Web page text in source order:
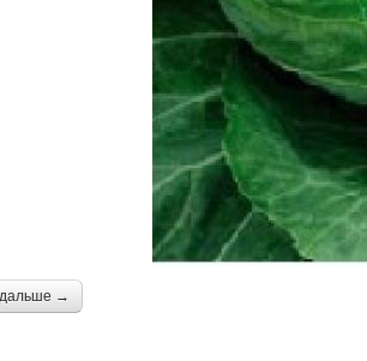
дальше →